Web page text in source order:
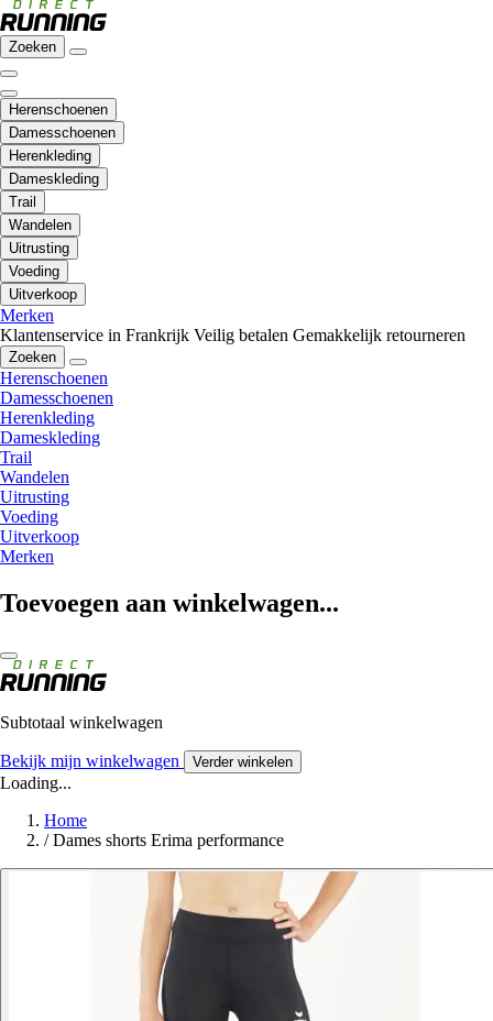
Zoeken
Herenschoenen
Damesschoenen
Herenkleding
Dameskleding
Trail
Wandelen
Uitrusting
Voeding
Uitverkoop
Merken
Klantenservice in Frankrijk Veilig betalen Gemakkelijk retourneren
Zoeken
Herenschoenen
Damesschoenen
Herenkleding
Dameskleding
Trail
Wandelen
Uitrusting
Voeding
Uitverkoop
Merken
Toevoegen aan winkelwagen...
Subtotaal winkelwagen
Bekijk mijn winkelwagen Verder winkelen
Loading...
Home
/ Dames shorts Erima performance